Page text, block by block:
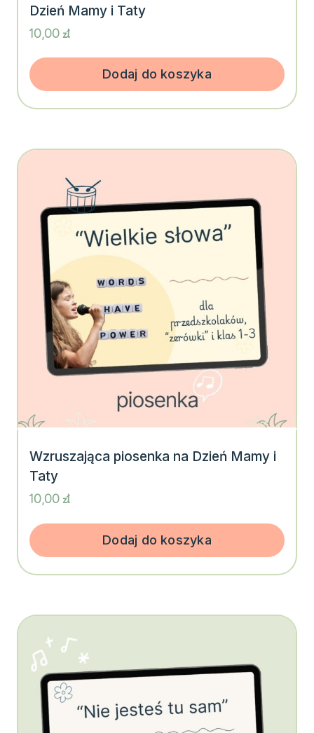
Dzień Mamy i Taty
10,00zł
Dodaj do koszyka
Wzruszająca piosenka na Dzień Mamy i
Taty
10,00zł
Dodaj do koszyka